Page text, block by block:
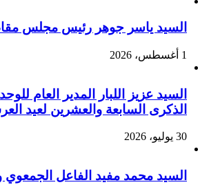
السيد ياسر جوهر رئيس مجلس مقاطعة فاس
1 أغسطس، 2026
السيد عزيز اللبار المدير العام
الذكرى السابعة والعشرين لعيد
30 يوليو، 2026
السيد محمد مفيد الفاعل الجمعوي